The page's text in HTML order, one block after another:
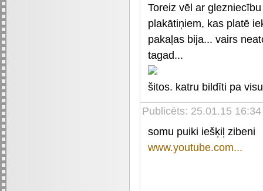
Toreiz vēl ar
plakātiņiem, kas platē
pakaļas bija... vairs
tagad...
šitos. katru bildīti pa
Publicēts: 25.01.15 16:34
somu puiki iešķiļ zibeni
www.youtube.com...